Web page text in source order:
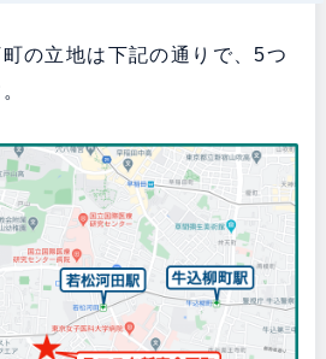
の立地は下記の通りで、5つ